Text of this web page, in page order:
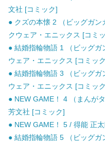
文社 [コミック]
● クズの本懐 2 （ビッグガ
クウェア・エニックス [コミ
● 結婚指輪物語 1 （ビッグ
ウェア・エニックス [コミッ
● 結婚指輪物語 3 （ビッグ
ウェア・エニックス [コミッ
● NEW GAME！ 4 （まんが
芳文社 [コミック]
● NEW GAME！ 5 / 得能 正
● 結婚指輪物語 5 （ビッグ